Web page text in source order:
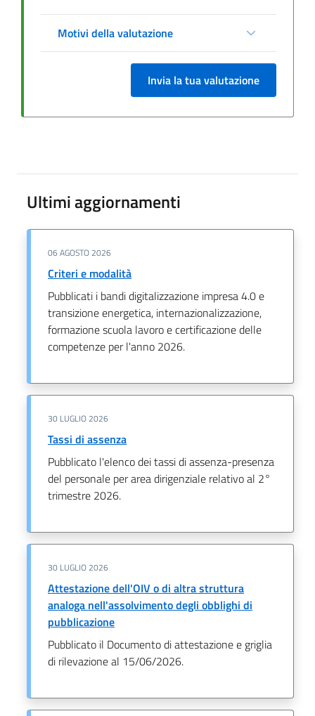
Motivi della valutazione
Invia la tua valutazione
Ultimi aggiornamenti
06 AGOSTO 2026
Criteri e modalità
Pubblicati i bandi digitalizzazione impresa 4.0 e
transizione energetica, internazionalizzazione,
formazione scuola lavoro e certificazione delle
competenze per l'anno 2026.
30 LUGLIO 2026
Tassi di assenza
Pubblicato l'elenco dei tassi di assenza-presenza
del personale per area dirigenziale relativo al 2°
trimestre 2026.
30 LUGLIO 2026
Attestazione dell'OIV o di altra struttura
analoga nell'assolvimento degli obblighi di
pubblicazione
Pubblicato il Documento di attestazione e griglia
di rilevazione al 15/06/2026.